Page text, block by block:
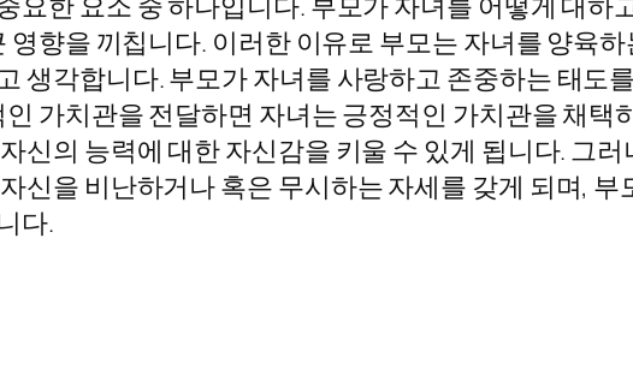
향을 끼칩니다. 이러한 이유로 부모는 자녀를 양육
생각합니다. 부모가 자녀를 사랑하고 존중하는 태도
가치관을 전달하면 자녀는 긍정적인 가치관을 채택
신의 능력에 대한 자신감을 키울 수 있게 됩니다. 그
신을 비난하거나 혹은 무시하는 자세를 갖게 되며, 부
다.